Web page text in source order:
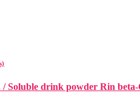
Soluble drink powder Rin beta-